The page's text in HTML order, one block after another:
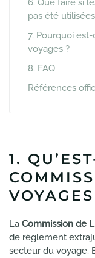
6. Que faire si
pas été
7. Pourquoi
voyages ?
8. FAQ
Références
1.
La Commission de
de règlement
secteur du voyage.